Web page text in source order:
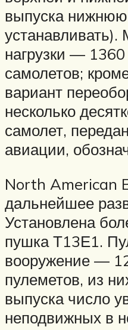
выпуска
нагрузки —
самолетов;
вариант
несколько
самолет,
авиации,
North
дальнейшее
Установлена
пушка Т13Е1.
вооружение —
пулеметов, из
выпуска число
неподвижных в